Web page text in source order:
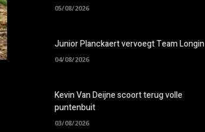
05/08/2026
Junior Planckaert vervoegt Team Longin
04/08/2026
Kevin Van Deijne scoort terug volle
puntenbuit
03/08/2026